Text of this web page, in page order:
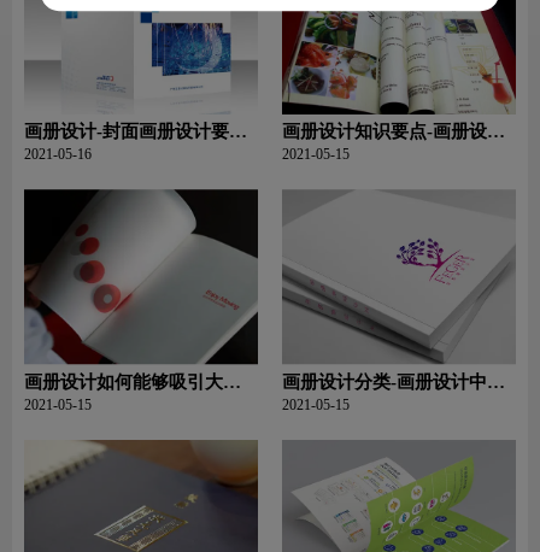
画册设计-封面画册设计要具
备哪些？
2021-05-16
画册设计知识要点-画册设计
的要点和基本知识
2021-05-15
画册设计如何能够吸引大众
的注意力？
2021-05-15
画册设计分类-画册设计中画
册常见的类型有哪些
2021-05-15